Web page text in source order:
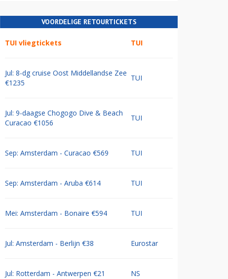
VOORDELIGE RETOURTICKETS
TUI vliegtickets TUI
Jul: 8-dg cruise Oost Middellandse Zee
€1235
TUI
Jul: 9-daagse Chogogo Dive & Beach
Curacao €1056
TUI
Sep: Amsterdam - Curacao €569 TUI
Sep: Amsterdam - Aruba €614 TUI
Mei: Amsterdam - Bonaire €594 TUI
Jul: Amsterdam - Berlijn €38 Eurostar
Jul: Rotterdam - Antwerpen €21 NS